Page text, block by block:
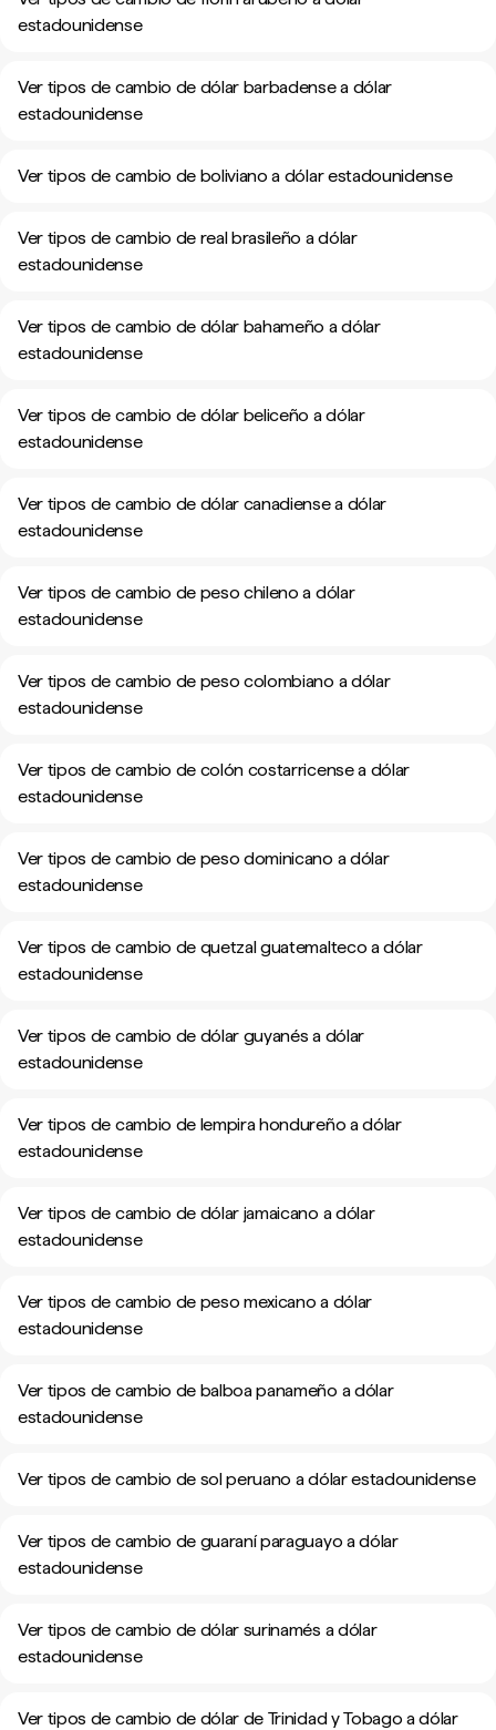
estadounidense
Ver tipos de cambio de dólar barbadense a dólar
estadounidense
Ver tipos de cambio de boliviano a dólar estadounidense
Ver tipos de cambio de real brasileño a dólar
estadounidense
Ver tipos de cambio de dólar bahameño a dólar
estadounidense
Ver tipos de cambio de dólar beliceño a dólar
estadounidense
Ver tipos de cambio de dólar canadiense a dólar
estadounidense
Ver tipos de cambio de peso chileno a dólar
estadounidense
Ver tipos de cambio de peso colombiano a dólar
estadounidense
Ver tipos de cambio de colón costarricense a dólar
estadounidense
Ver tipos de cambio de peso dominicano a dólar
estadounidense
Ver tipos de cambio de quetzal guatemalteco a dólar
estadounidense
Ver tipos de cambio de dólar guyanés a dólar
estadounidense
Ver tipos de cambio de lempira hondureño a dólar
estadounidense
Ver tipos de cambio de dólar jamaicano a dólar
estadounidense
Ver tipos de cambio de peso mexicano a dólar
estadounidense
Ver tipos de cambio de balboa panameño a dólar
estadounidense
Ver tipos de cambio de sol peruano a dólar estadounidense
Ver tipos de cambio de guaraní paraguayo a dólar
estadounidense
Ver tipos de cambio de dólar surinamés a dólar
estadounidense
Ver tipos de cambio de dólar de Trinidad y Tobago a dólar